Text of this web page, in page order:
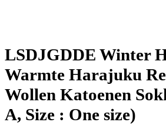
LSDJGDDE Winter
Warmte Harajuku
Wollen Katoenen
A, Size : One size)